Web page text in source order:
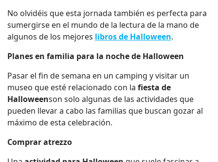
No olvidéis que esta jornada también es perfecta para
sumergirse en el mundo de la lectura de la mano de
algunos de los mejores libros de Halloween.
Planes en familia para la noche de Halloween
Pasar el fin de semana en un camping y visitar un
museo que esté relacionado con la fiesta de
Halloweenson solo algunas de las actividades que
pueden llevar a cabo las familias que buscan gozar al
máximo de esta celebración.
Comprar atrezzo